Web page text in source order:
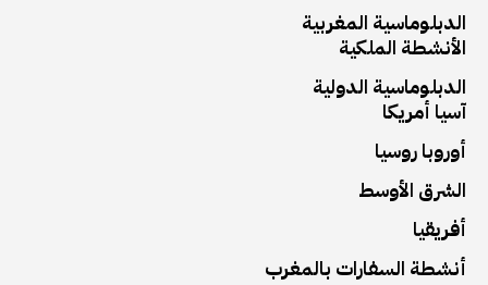
الدبلوماسية المغربية
الأنشطة الملكية
الدبلوماسية الدولية
آسيا أمريكا
أوروبا روسيا
الشرق الأوسط
أفريقيا
أنشطة السفارات بالمغرب